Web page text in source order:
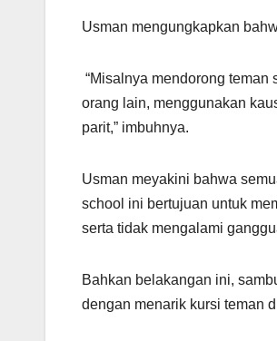
Usman mengungkapkan
“Misalnya mendorong
orang lain, menggunakan
parit,” imbuhnya.
Usman meyakini bahwa
school ini bertujuan untuk
serta tidak mengalami
Bahkan belakangan ini,
dengan menarik kursi teman